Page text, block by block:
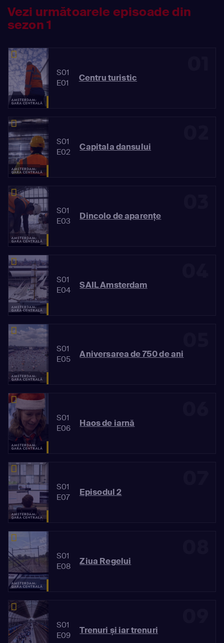
Vezi următoarele episoade din
sezon 1
S01
E01
Centru turistic
S01
E02
Capitala dansului
S01
E03
Dincolo de aparențe
S01
E04
SAIL Amsterdam
S01
E05
Aniversarea de 750 de ani
S01
E06
Haos de iarnă
S01
E07
Episodul 2
S01
E08
Ziua Regelui
S01
E09
Trenuri și iar trenuri